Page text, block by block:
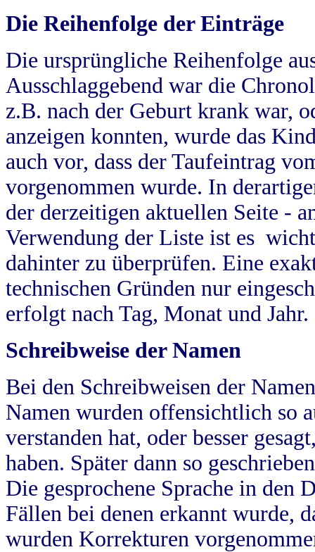
Die Reihenfolge der Einträge
Die ursprüngliche Reihenfolge
Ausschlaggebend war die
z.B. nach der Geburt krank war,
anzeigen konnten, wurde das
auch vor, dass der Taufeintrag
vorgenommen wurde. In
der derzeitigen aktuellen Seite -
Verwendung der Liste ist es
dahinter zu überprüfen. Eine
technischen Gründen nur
erfolgt nach Tag, Monat und Jahr.
Schreibweise der Namen
Bei den Schreibweisen der
Namen wurden offensichtlich so
verstanden hat, oder besser
haben. Später dann so
Die gesprochene Sprache in
Fällen bei denen erkannt wurde,
wurden Korrekturen